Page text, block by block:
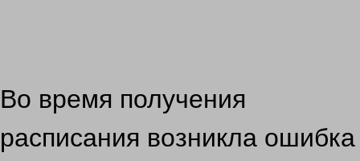
Во время получения
расписания возникла ошибка